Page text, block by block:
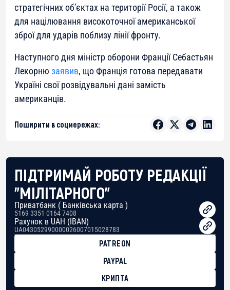
стратегічних об’єктах на території Росії, а також
для націлювання високоточної американської
зброї для ударів поблизу лінії фронту.
Наступного дня міністр оборони Франції Себастьян
Лекорню заявив, що Франція готова передавати
Україні свої розвідувальні дані замість
американців.
Поширити в соцмережах:
ПІДТРИМАЙ РОБОТУ РЕДАКЦІЇ
"МІЛІТАРНОГО"
Приватбанк ( Банківська карта )
5169 3351 0164 7408
Рахунок в UAH (IBAN)
UA043052990000026007015028783
PATREON
PAYPAL
КРИПТА